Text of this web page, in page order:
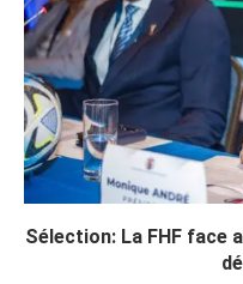
Sélection: La FHF face